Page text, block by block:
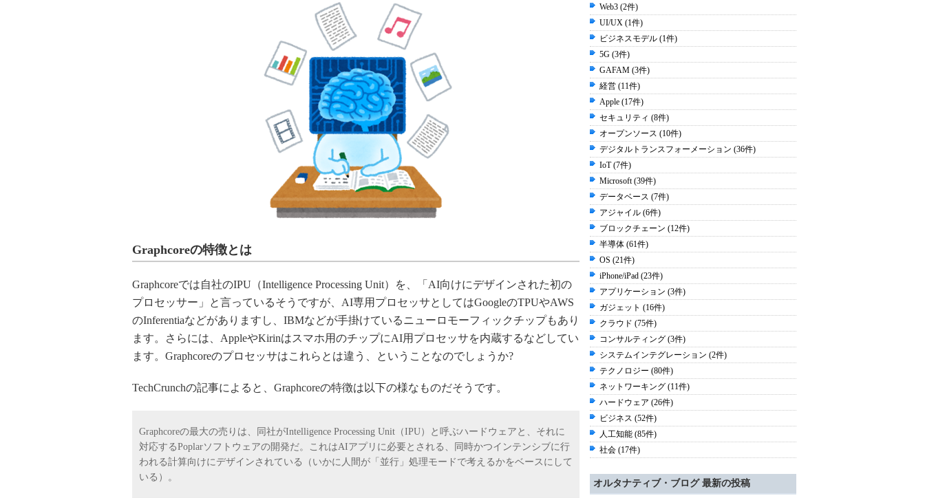
Graphcoreの特徴とは
Graphcoreでは自社のIPU（Intelligence Processing Unit）を、「AI向けにデザインされた初の
プロセッサー」と言っているそうですが、AI専用プロセッサとしてはGoogleのTPUやAWS
のInferentiaなどがありますし、IBMなどが手掛けているニューロモーフィックチップもあり
ます。さらには、AppleやKirinはスマホ用のチップにAI用プロセッサを内蔵するなどしてい
ます。Graphcoreのプロセッサはこれらとは違う、ということなのでしょうか?
TechCrunchの記事によると、Graphcoreの特徴は以下の様なものだそうです。
Graphcoreの最大の売りは、同社がIntelligence Processing Unit（IPU）と呼ぶハードウェアと、それに
対応するPoplarソフトウェアの開発だ。これはAIアプリに必要とされる、同時かつインテンシブに行
われる計算向けにデザインされている（いかに人間が「並行」処理モードで考えるかをベースにして
いる）。
Web3 (2件)
UI/UX (1件)
ビジネスモデル (1件)
5G (3件)
GAFAM (3件)
経営 (11件)
Apple (17件)
セキュリティ (8件)
オープンソース (10件)
デジタルトランスフォーメーション (36件)
IoT (7件)
Microsoft (39件)
データベース (7件)
アジャイル (6件)
ブロックチェーン (12件)
半導体 (61件)
OS (21件)
iPhone/iPad (23件)
アプリケーション (3件)
ガジェット (16件)
クラウド (75件)
コンサルティング (3件)
システムインテグレーション (2件)
テクノロジー (80件)
ネットワーキング (11件)
ハードウェア (26件)
ビジネス (52件)
人工知能 (85件)
社会 (17件)
オルタナティブ・ブログ 最新の投稿